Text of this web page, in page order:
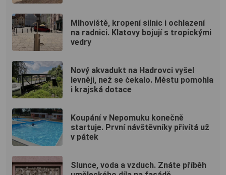
Mlhoviště, kropení silnic i ochlazení
na radnici. Klatovy bojují s tropickými
vedry
Nový akvadukt na Hadrovci vyšel
levněji, než se čekalo. Městu pomohla
i krajská dotace
Koupání v Nepomuku konečně
startuje. První návštěvníky přivítá už
v pátek
Slunce, voda a vzduch. Znáte příběh